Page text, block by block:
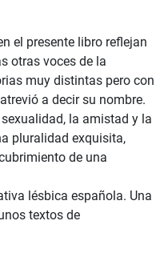
el presente libro reflejan
otras voces de la
muy distintas pero con
a decir su nombre.
la amistad y la
pluralidad exquisita,
de una
lésbica española. Una
textos de